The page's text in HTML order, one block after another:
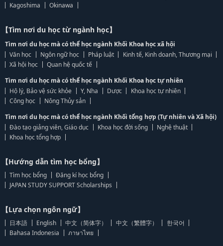
Kagoshima
Okinawa
【Tìm nơi du học từ ngành học】
Tìm nơi du học mà có thể học ngành Khối Khoa học xã hội
Văn học
Ngôn ngữ học Pháp luật
Kinh tế, Kinh doanh, Thương mại
Xã hội học
Quan hệ quốc tế
Tìm nơi du học mà có thể học ngành Khối Khoa học tự nhiên
Hộ lý, Bảo vệ sức khỏe
Y, Nha Dược
Khoa học tự nhiên
Công học
Nông Thủy sản
Tìm nơi du học mà có thể học ngành Khối tổng hợp (Tự nhiên và Xã hội)
Đào tạo giảng viên, Giáo dục
Khoa học đời sống
Nghệ thuật
Khoa học tổng hợp
【Hướng dẫn tìm học bổng】
Tìm học bổng
Đăng kí học bổng
JAPAN STUDY SUPPORT Scholarships
【Lựa chọn ngôn ngữ】
日本語 English 中文（简体字） 中文（繁體字）
한국어
Bahasa Indonesia
ภาษาไทย